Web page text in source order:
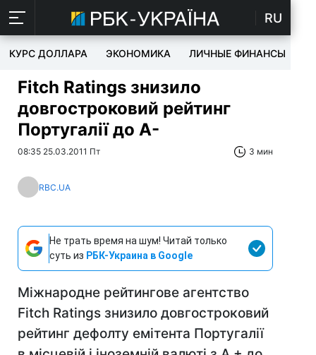
RU
КУРС ДОЛЛАРА ЭКОНОМИКА ЛИЧНЫЕ ФИНАНСЫ
Fitch Ratings знизило
довгостроковий рейтинг
Португалії до А-
08:35 25.03.2011 Пт 3 мин
RBC.UA
Не трать время на шум! Читай только
суть из РБК-Украина в Google
Міжнародне рейтингове агентство
Fitch Ratings знизило довгостроковий
рейтинг дефолту емітента Португалії